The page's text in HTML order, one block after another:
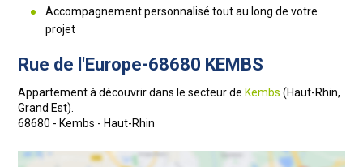
Accompagnement personnalisé tout au long de votre
projet
Rue de l'Europe-68680 KEMBS
Appartement à découvrir dans le secteur de Kembs (Haut-Rhin,
Grand Est).
68680 - Kembs - Haut-Rhin